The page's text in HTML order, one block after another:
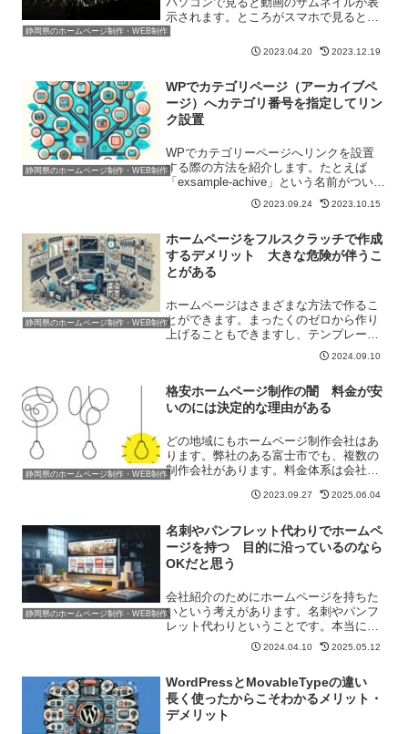
静岡県のホームページ制作・WEB制作
示されます。ところがスマホで見ると、
動画のサムネイルが表示されないので
す。サムネイルが表示してほしい場所は
2023.04.20 2023.12.19
静岡県のホームページ制作・WEB制作
WPでカテゴリページ（アーカイブペ
ージ）へカテゴリ番号を指定してリン
ク設置
WPでカテゴリーページへリンクを設置
する際の方法を紹介します。たとえば
「exsample-achive」という名前がついて
いるカテゴリーがあったとします。その
中に記事が3記事、入っているとしましょ
ます。T...
2023.09.24 2023.10.15
静岡県のホームページ制作・WEB制作
ホームページをフルスクラッチで作成
するデメリット 大きな危険が伴うこ
とがある
ホームページはさまざまな方法で作るこ
とができます。まったくのゼロから作り
上げることもできますし、テンプレート
を使って作ることもできます。一見同じ
見た目でも、作り方がまるで違うという
験上ですが、まったくのゼ...
2024.09.10
静岡県のホームページ制作・WEB制作
格安ホームページ制作の闇 料金が安
いのには決定的な理由がある
どの地域にもホームページ制作会社はあ
ります。弊社のある富士市でも、複数の
制作会社があります。料金体系は会社ご
ジを制作したいと考えている人からする
ムページ制作代金について...
2023.09.27 2025.06.04
静岡県のホームページ制作・WEB制作
名刺やパンフレット代わりでホームペ
ージを持つ 目的に沿っているのなら
OKだと思う
会社紹介のためにホームページを持ちた
いという考えがあります。名刺やパンフ
レット代わりということです。本当に目
的が「名刺やパンフレット代わり、つま
りあまり注目されずあいさつ代わり程度
「しっかりと会社情報を理解...
2024.04.10 2025.05.12
WordPressとMovableTypeの違い
長く使ったからこそわかるメリット・
デメリット